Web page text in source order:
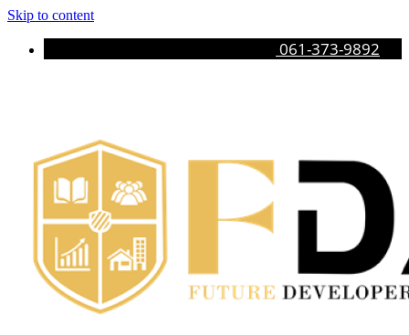
Skip to content
061-373-9892